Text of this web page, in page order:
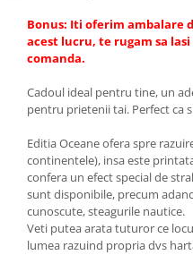
Bonus: Iti oferim ambalare
acest lucru, te rugam sa
comanda.
Cadoul ideal pentru tine, un
pentru prietenii tai. Perfect ca
Editia Oceane ofera spre
continentele), insa este
confera un efect special de
sunt disponibile, precum
cunoscute, steagurile nautice.
Veti putea arata tuturor ce
lumea razuind propria dvs